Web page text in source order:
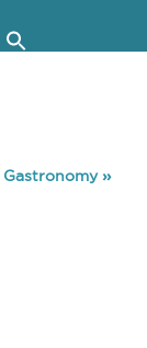
Gastronomy»